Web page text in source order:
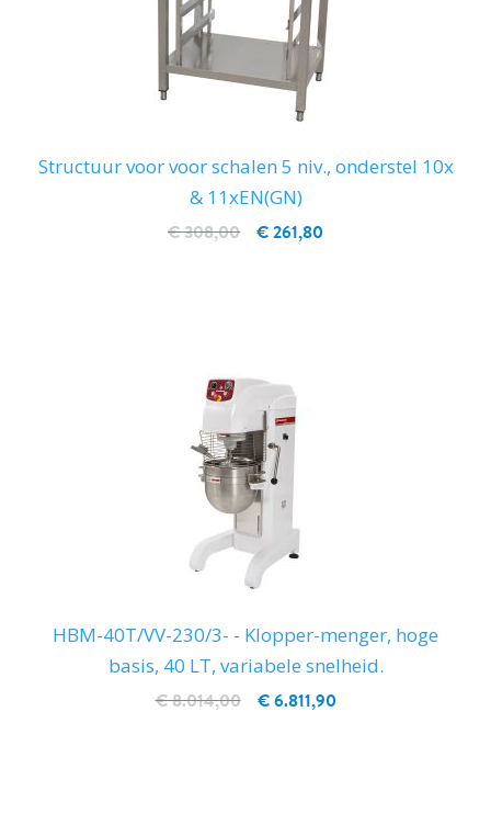
Structuur voor voor schalen 5 niv., onderstel 10x
& 11xEN(GN)
€ 261,80
€ 308,00
HBM-40T/VV-230/3- - Klopper-menger, hoge
basis, 40 LT, variabele snelheid.
€ 6.811,90
€ 8.014,00